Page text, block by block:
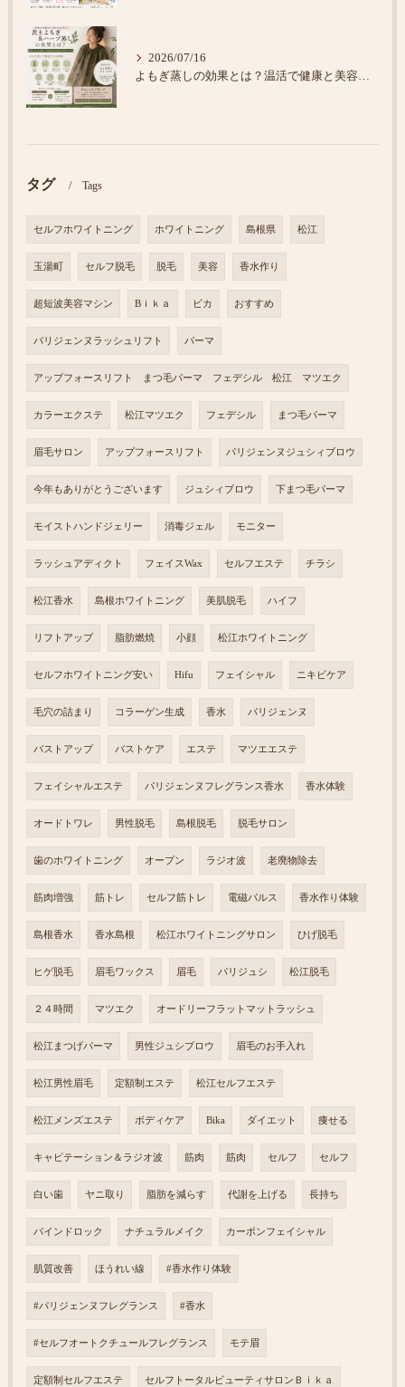
2026/07/16
よもぎ蒸しの効果とは？温活で健康と美容をサポート
タグ Tags
セルフホワイトニング ホワイトニング 島根県 松江
玉湯町 セルフ脱毛 脱毛 美容 香水作り
超短波美容マシン Bｉｋａ ビカ おすすめ
パリジェンヌラッシュリフト パーマ
アップフォースリフト まつ毛パーマ フェデシル 松江 マツエク
カラーエクステ 松江マツエク フェデシル まつ毛パーマ
眉毛サロン アップフォースリフト パリジェンヌジュシィブロウ
今年もありがとうございます ジュシィブロウ 下まつ毛パーマ
モイストハンドジェリー 消毒ジェル モニター
ラッシュアディクト フェイスWax セルフエステ チラシ
松江香水 島根ホワイトニング 美肌脱毛 ハイフ
リフトアップ 脂肪燃焼 小顔 松江ホワイトニング
セルフホワイトニング安い Hifu フェイシャル ニキビケア
毛穴の詰まり コラーゲン生成 香水 パリジェンヌ
バストアップ バストケア エステ マツエエステ
フェイシャルエステ パリジェンヌフレグランス香水 香水体験
オードトワレ 男性脱毛 島根脱毛 脱毛サロン
歯のホワイトニング オープン ラジオ波 老廃物除去
筋肉増強 筋トレ セルフ筋トレ 電磁パルス 香水作り体験
島根香水 香水島根 松江ホワイトニングサロン ひげ脱毛
ヒゲ脱毛 眉毛ワックス 眉毛 パリジュシ 松江脱毛
２４時間 マツエク オードリーフラットマットラッシュ
松江まつげパーマ 男性ジュシブロウ 眉毛のお手入れ
松江男性眉毛 定額制エステ 松江セルフエステ
松江メンズエステ ボディケア Bika ダイエット 痩せる
キャビテーション＆ラジオ波 筋肉 筋肉 セルフ セルフ
白い歯 ヤニ取り 脂肪を減らす 代謝を上げる 長持ち
バインドロック ナチュラルメイク カーボンフェイシャル
肌質改善 ほうれい線 #香水作り体験
#パリジェンヌフレグランス #香水
#セルフオートクチュールフレグランス モテ眉
定額制セルフエステ セルフトータルビューティサロンＢｉｋａ